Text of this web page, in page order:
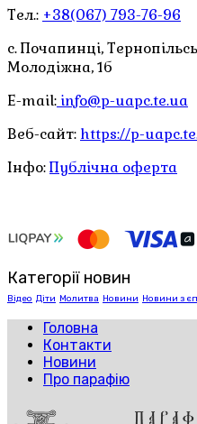
Тел.: +38(067) 793-76-96
с. Почапинці,
Молодіжна, 1б
E-mail: info@p-uapc.te.ua
Веб-сайт: https://p-
Інфо:Публічна оферта
Категорії новин
Відео Діти Молитва Новини Новини з
Головна
Контакти
Новини
Про парафію